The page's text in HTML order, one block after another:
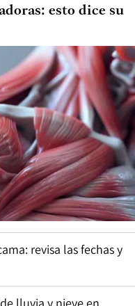
esto dice su
revisa las fechas y